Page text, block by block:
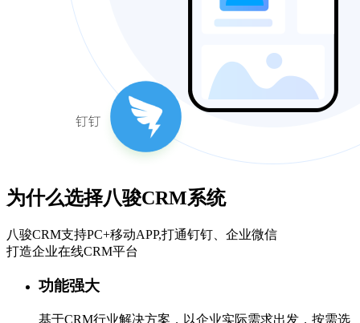
为什么选择八骏CRM系统
八骏CRM支持PC+移动APP,打通钉钉、企业微信
打造企业在线CRM平台
功能强大
基于CRM行业解决方案，以企业实际需求出发，按需选